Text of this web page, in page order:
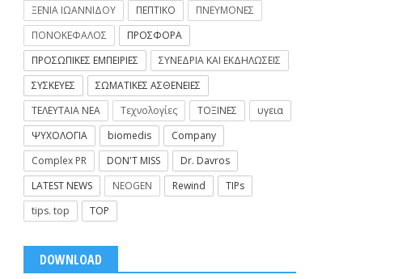
ΞΕΝΙΑ ΙΩΑΝΝΙΔΟΥ
ΠΕΠΤΙΚΟ
ΠΝΕΥΜΟΝΕΣ
ΠΟΝΟΚΕΦΑΛΟΣ
ΠΡΟΣΦΟΡΑ
ΠΡΟΣΩΠΙΚΕΣ ΕΜΠΕΙΡΙΕΣ
ΣΥΝΕΔΡΙΑ ΚΑΙ ΕΚΔΗΛΩΣΕΙΣ
ΣΥΣΚΕΥΕΣ
ΣΩΜΑΤΙΚΕΣ ΑΣΘΕΝΕΙΕΣ
ΤΕΛΕΥΤΑΙΑ ΝΕΑ
Τεχνολογίες ΤΟΞΙΝΕΣ
υγεια
ΨΥΧΟΛΟΓΙΑ
biomedis
Company
Complex PR
DON'T MISS
Dr. Davros
LATEST NEWS
NEOGEN Rewind
TIPs
tips. top
TOP
DOWNLOAD